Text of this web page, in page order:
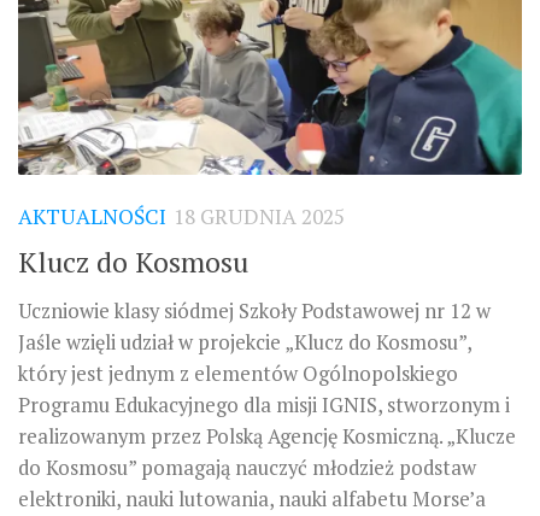
AKTUALNOŚCI 18 GRUDNIA 2025
Klucz do Kosmosu
Uczniowie klasy siódmej Szkoły Podstawowej nr 12 w
Jaśle wzięli udział w projekcie „Klucz do Kosmosu”,
który jest jednym z elementów Ogólnopolskiego
Programu Edukacyjnego dla misji IGNIS, stworzonym i
realizowanym przez Polską Agencję Kosmiczną. „Klucze
do Kosmosu” pomagają nauczyć młodzież podstaw
elektroniki, nauki lutowania, nauki alfabetu Morse’a